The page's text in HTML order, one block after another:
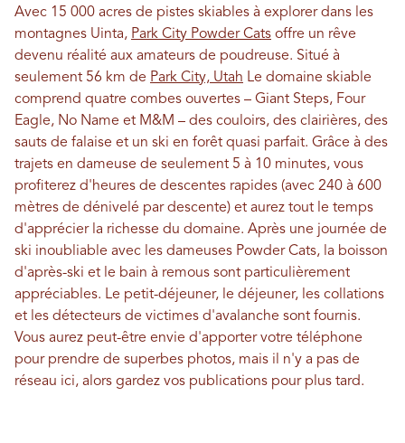
Avec 15 000 acres de pistes skiables à explorer dans les
montagnes Uinta, Park City Powder Cats offre un rêve
devenu réalité aux amateurs de poudreuse. Situé à
seulement 56 km de Park City, Utah Le domaine skiable
comprend quatre combes ouvertes – Giant Steps, Four
Eagle, No Name et M&M – des couloirs, des clairières, des
sauts de falaise et un ski en forêt quasi parfait. Grâce à des
trajets en dameuse de seulement 5 à 10 minutes, vous
profiterez d'heures de descentes rapides (avec 240 à 600
mètres de dénivelé par descente) et aurez tout le temps
d'apprécier la richesse du domaine. Après une journée de
ski inoubliable avec les dameuses Powder Cats, la boisson
d'après-ski et le bain à remous sont particulièrement
appréciables. Le petit-déjeuner, le déjeuner, les collations
et les détecteurs de victimes d'avalanche sont fournis.
Vous aurez peut-être envie d'apporter votre téléphone
pour prendre de superbes photos, mais il n'y a pas de
réseau ici, alors gardez vos publications pour plus tard.